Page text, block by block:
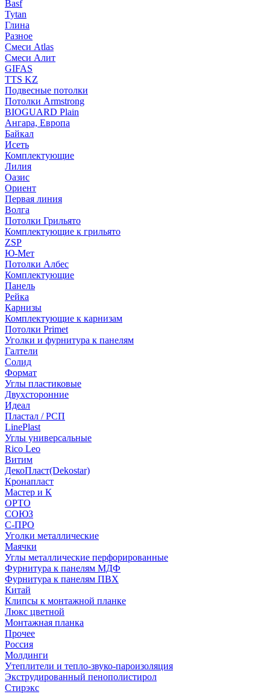
Basf
Tytan
Глина
Разное
Смеси Atlas
Смеси Алит
GIFAS
TTS KZ
Подвесные потолки
Потолки Armstrong
BIOGUARD Plain
Ангара, Европа
Байкал
Исеть
Комплектующие
Лилия
Оазис
Ориент
Первая линия
Волга
Потолки Грильято
Комплектующие к грильято
ZSP
Ю-Мет
Потолки Албес
Комплектующие
Панель
Рейка
Карнизы
Комплектующие к карнизам
Потолки Primet
Уголки и фурнитура к панелям
Галтели
Солид
Формат
Углы пластиковые
Двухсторонние
Идеал
Пластал / РСП
LinePlast
Углы универсальные
Rico Leo
Витим
ДекоПласт(Dekostar)
Кронапласт
Мастер и К
ОРТО
СОЮЗ
С-ПРО
Уголки металлические
Маячки
Углы металлические перфорированные
Фурнитура к панелям МДФ
Фурнитура к панелям ПВХ
Китай
Клипсы к монтажной планке
Люкс цветной
Монтажная планка
Прочее
Россия
Молдинги
Утеплители и тепло-звуко-пароизоляция
Экструдированный пенополистирол
Стирэкс